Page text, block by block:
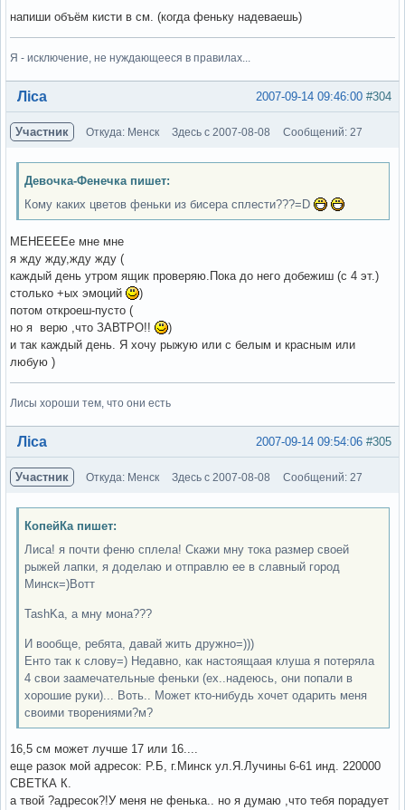
напиши объём кисти в см. (когда феньку надеваешь)
Я - исключение, не нуждающееся в правилах...
Вне форума #304
2007-09-14 09:46:00
Ліса
Участник Откуда: Менск Здесь с 2007-08-08 Сообщений: 27
Девочка-Фенечка пишет:
Кому каких цветов феньки из бисера сплести???=D
МЕНЕЕЕЕе мне мне
я жду жду,жду жду (
каждый день утром ящик проверяю.Пока до него добежиш (с 4 эт.)
столько +ых эмоций
)
потом откроеш-пусто (
но я верю ,что ЗАВТРО!!
)
и так каждый день. Я хочу рыжую или с белым и красным или
любую )
Лисы хороши тем, что они есть
Вне форума #305
2007-09-14 09:54:06
Ліса
Участник Откуда: Менск Здесь с 2007-08-08 Сообщений: 27
КопейКа пишет:
Лиса! я почти феню сплела! Скажи мну тока размер своей
рыжей лапки, я доделаю и отправлю ее в славный город
Минск=)Вотт
TashKa, а мну мона???
И вообще, ребята, давай жить дружно=)))
Енто так к слову=) Недавно, как настоящаая клуша я потеряла
4 свои заамечательные феньки (ех..надеюсь, они попали в
хорошие руки)... Воть.. Может кто-нибудь хочет одарить меня
своими творениями?м?
16,5 см может лучше 17 или 16....
еще разок мой адресок: Р.Б, г.Минск ул.Я.Лучины 6-61 инд. 220000
СВЕТКА К.
а твой ?адресок?!У меня не фенька.. но я думаю ,что тебя порадует